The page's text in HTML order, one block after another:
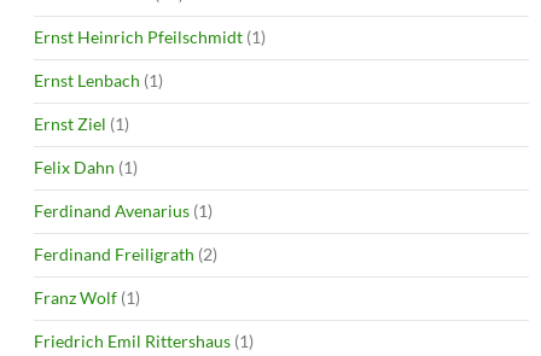
Ernst Heinrich Pfeilschmidt (1)
Ernst Lenbach (1)
Ernst Ziel (1)
Felix Dahn (1)
Ferdinand Avenarius (1)
Ferdinand Freiligrath (2)
Franz Wolf (1)
Friedrich Emil Rittershaus (1)